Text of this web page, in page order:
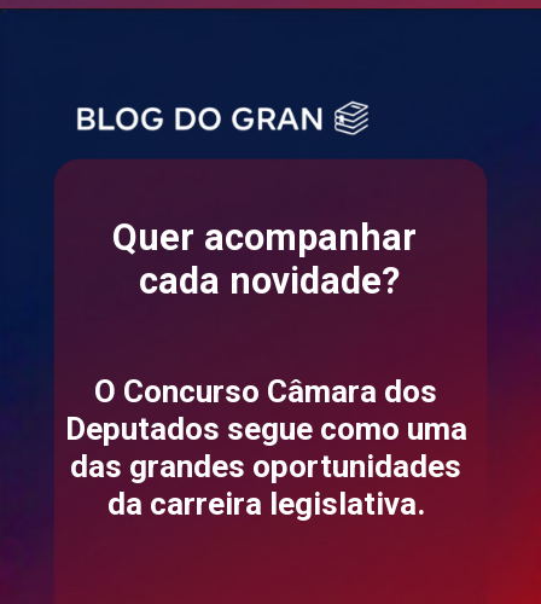
Quer acompanhar
cada novidade?
O Concurso Câmara dos
Deputados segue como uma
das grandes oportunidades
da carreira legislativa.